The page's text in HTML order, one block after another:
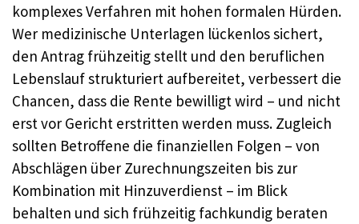
komplexes Verfahren mit hohen formalen Hürden.
Wer medizinische Unterlagen lückenlos sichert,
den Antrag frühzeitig stellt und den beruflichen
Lebenslauf strukturiert aufbereitet, verbessert die
Chancen, dass die Rente bewilligt wird – und nicht
erst vor Gericht erstritten werden muss. Zugleich
sollten Betroffene die finanziellen Folgen – von
Abschlägen über Zurechnungszeiten bis zur
Kombination mit Hinzuverdienst – im Blick
behalten und sich frühzeitig fachkundig beraten